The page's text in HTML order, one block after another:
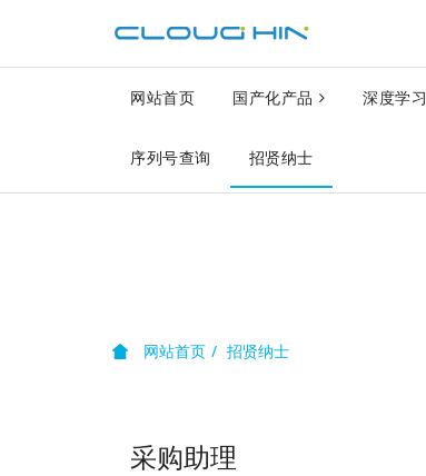
网站首页 国产化产品 深度学习
序列号查询 招贤纳士
网站首页 招贤纳士
采购助理